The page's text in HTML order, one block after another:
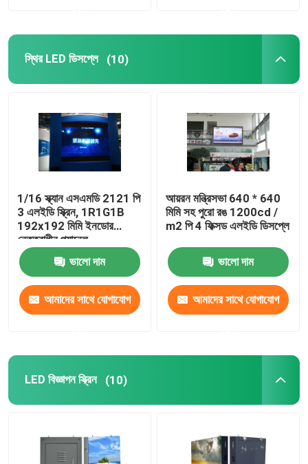
স্থির LED ডিসপ্লে (10)
1/16 স্ক্যান এসএমডি 2121 পি
3 এলইডি স্ক্রিন, 1R1G1B
192x192 মিমি ইনডোর
নেতৃত্বাধীন প্যানেল
ভালো দাম
আমাদের সাথে যোগাযোগ
আয়রন মন্ত্রিসভা 640 * 640
মিমি সহ পুরো রঙ 1200cd /
m2 পি 4 ফিক্সড এলইডি ডিসপ্লে
ভালো দাম
আমাদের সাথে যোগাযোগ
LED বিজ্ঞাপন স্ক্রিন (10)